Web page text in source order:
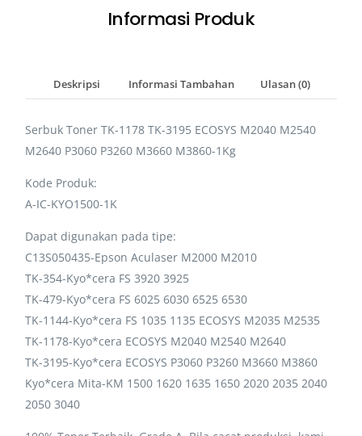
Informasi Produk
Deskripsi Informasi Tambahan Ulasan (0)
Serbuk Toner TK-1178 TK-3195 ECOSYS M2040 M2540
M2640 P3060 P3260 M3660 M3860-1Kg
Kode Produk:
A-IC-KYO1500-1K
Dapat digunakan pada tipe:
C13S050435-Epson Aculaser M2000 M2010
TK-354-Kyo*cera FS 3920 3925
TK-479-Kyo*cera FS 6025 6030 6525 6530
TK-1144-Kyo*cera FS 1035 1135 ECOSYS M2035 M2535
TK-1178-Kyo*cera ECOSYS M2040 M2540 M2640
TK-3195-Kyo*cera ECOSYS P3060 P3260 M3660 M3860
Kyo*cera Mita-KM 1500 1620 1635 1650 2020 2035 2040
2050 3040